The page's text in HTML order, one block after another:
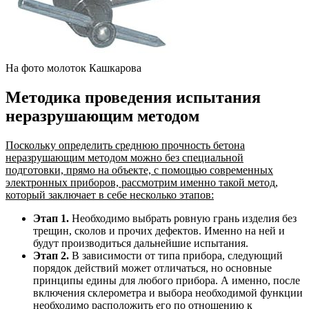
На фото молоток Кашкарова
Методика проведения испытания
неразрушающим методом
Поскольку определить среднюю прочность бетона
неразрушающим методом можно без специальной
подготовки, прямо на объекте, с помощью современных
электронных приборов, рассмотрим именно такой метод,
который заключает в себе несколько этапов:
Этап 1. Необходимо выбрать ровную грань изделия без
трещин, сколов и прочих дефектов. Именно на ней и
будут производиться дальнейшие испытания.
Этап 2. В зависимости от типа прибора, следующий
порядок действий может отличаться, но основные
принципы едины для любого прибора. А именно, после
включения склерометра и выбора необходимой функции
необходимо расположить его по отношению к